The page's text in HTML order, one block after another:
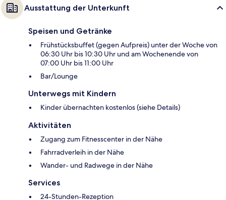
Ausstattung der Unterkunft
Speisen und Getränke
Frühstücksbuffet (gegen Aufpreis) unter der Woche von
06:30 Uhr bis 10:30 Uhr und am Wochenende von
07:00 Uhr bis 11:00 Uhr
Bar/Lounge
Unterwegs mit Kindern
Kinder übernachten kostenlos (siehe Details)
Aktivitäten
Zugang zum Fitnesscenter in der Nähe
Fahrradverleih in der Nähe
Wander- und Radwege in der Nähe
Services
24-Stunden-Rezeption